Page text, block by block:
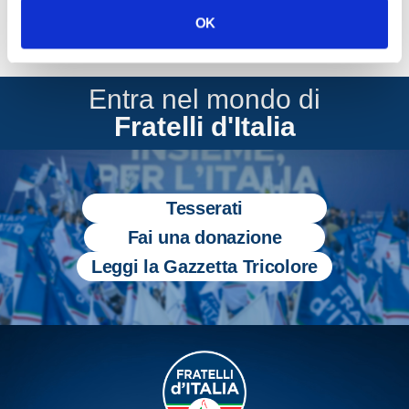
OK
Entra nel mondo di
Fratelli d'Italia
Tesserati
Fai una donazione
Leggi la Gazzetta Tricolore